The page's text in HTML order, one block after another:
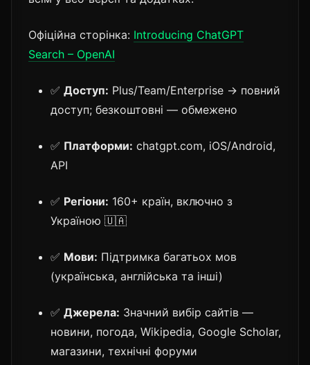
Офіційна сторінка: Introducing ChatGPT
Search – OpenAI
✅ Доступ: Plus/Team/Enterprise → повний
доступ; безкоштовні — обмежено
✅ Платформи: chatgpt.com, iOS/Android,
API
✅ Регіони: 160+ країн, включно з
Україною 🇺🇦
✅ Мови: Підтримка багатьох мов
(українська, англійська та інші)
✅ Джерела: Значний вибір сайтів —
новини, погода, Wikipedia, Google Scholar,
магазини, технічні форуми